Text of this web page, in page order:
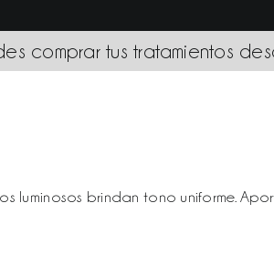
comprar tus tratamientos
luminosos brindan tono uniforme.